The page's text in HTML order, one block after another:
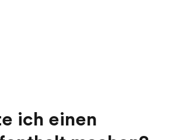
ich einen